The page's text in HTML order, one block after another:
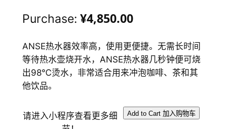
Purchase: ¥4,850.00
ANSE热水器效率高，使用更便捷。无需长时间
等待热水壶烧开水，ANSE热水器几秒钟便可烧
出98℃烫水，非常适合用来冲泡咖啡、茶和其
他饮品。
请进入小程序查看更多细